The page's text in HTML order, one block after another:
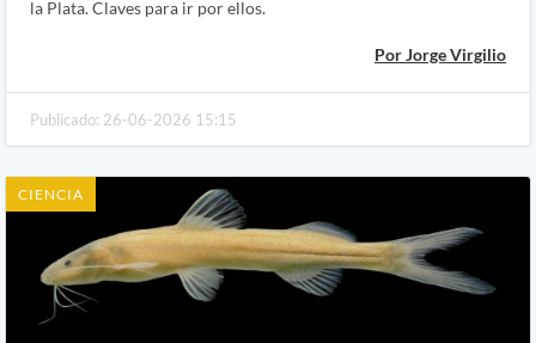
la Plata. Claves para ir por ellos.
Por Jorge Virgilio
Publicado: 26-06-2026 15:15
CIENCIA